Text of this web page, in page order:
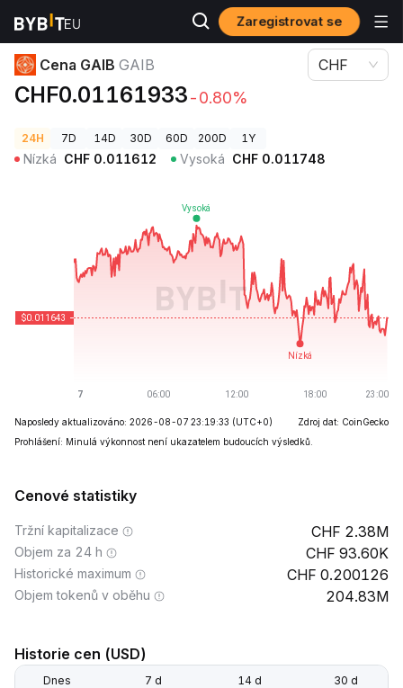
Zaregistrovat se
Ceny kryptoměn Cena GAIB GAIB
Cena GAIB GAIB
CHF0.01161933-0.80%
CHF
24H 7D 14D 30D 60D 200D 1Y
Nízká CHF 0.011612 Vysoká CHF 0.011748
Naposledy aktualizováno: 2026-08-07 23:19:33 (UTC+0)
Zdroj dat: CoinGecko
Prohlášení: Minulá výkonnost není ukazatelem budoucích výsledků.
Cenové statistiky
Tržní kapitalizace 2.38M
Objem za 24 h 93.60K
Historické maximum 0.200126
Objem tokenů v oběhu 204.83M
Historie cen (USD)
Dnes 7 d 14 d 30 d